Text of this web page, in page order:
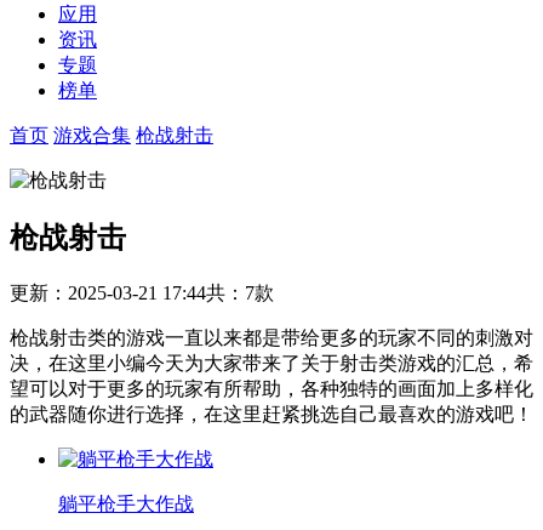
应用
资讯
专题
榜单
首页 游戏合集 枪战射击
枪战射击
更新：2025-03-21 17:44共：7款
枪战射击类的游戏一直以来都是带给更多的玩家不同的刺激对
决，在这里小编今天为大家带来了关于射击类游戏的汇总，希
望可以对于更多的玩家有所帮助，各种独特的画面加上多样化
的武器随你进行选择，在这里赶紧挑选自己最喜欢的游戏吧！
躺平枪手大作战